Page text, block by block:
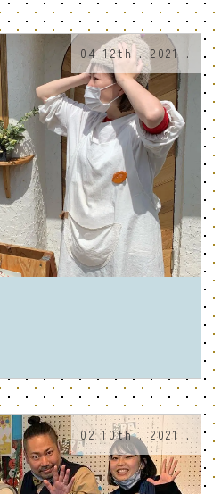
04 12th . 2021 .
02 10th . 2021 .